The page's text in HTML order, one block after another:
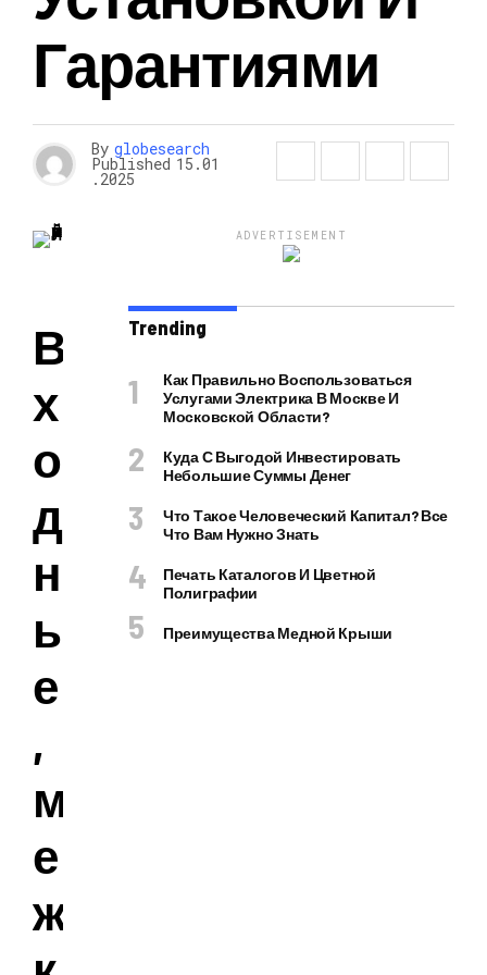
Гарантиями
By globesearch
Published 15.01
.2025
В
х
о
д
н
ы
е
,
м
е
ж
ADVERTISEMENT
Trending
Как Правильно Воспользоваться
Услугами Электрика В Москве И
Московской Области?
Куда С Выгодой Инвестировать
Небольшие Суммы Денег
Что Такое Человеческий Капитал? Все
Что Вам Нужно Знать
Печать Каталогов И Цветной
Полиграфии
Преимущества Медной Крыши